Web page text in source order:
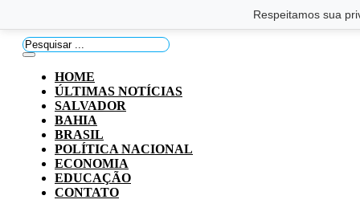
Respeitamos sua
Pesquisar
...
HOME
ÚLTIMAS NOTÍCIAS
SALVADOR
BAHIA
BRASIL
POLÍTICA NACIONAL
ECONOMIA
EDUCAÇÃO
CONTATO